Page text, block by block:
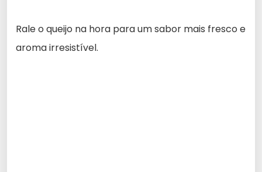
Rale o queijo na hora para um sabor mais fresco e
aroma irresistível.